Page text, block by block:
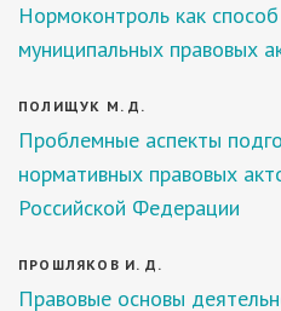
Нормоконтроль как
муниципальных правовых
ПОЛИЩУК М. Д.
Проблемные аспекты
нормативных правовых
Российской Федерации
ПРОШЛЯКОВ И. Д.
Правовые основы